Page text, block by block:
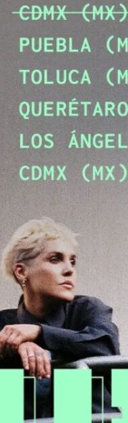
Destino Dos
gran
que
noches de
Mérida